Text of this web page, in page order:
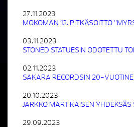
27.11.2023
MOKOMAN 12. PITKÄSOITTO
03.11.2023
STONED STATUESIN ODOTETTU
02.11.2023
SAKARA RECORDSIN 20-
20.10.2023
JARKKO MARTIKAISEN
29.09.2023